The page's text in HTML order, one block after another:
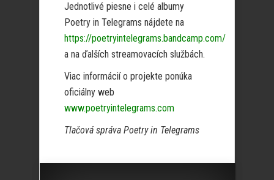
Jednotlivé piesne i celé albumy
Poetry in Telegrams nájdete na
https://poetryintelegrams.bandcamp.com/
a na ďalších streamovacích službách.
Viac informácií o projekte ponúka
oficiálny web
www.poetryintelegrams.com
Tlačová správa Poetry in Telegrams